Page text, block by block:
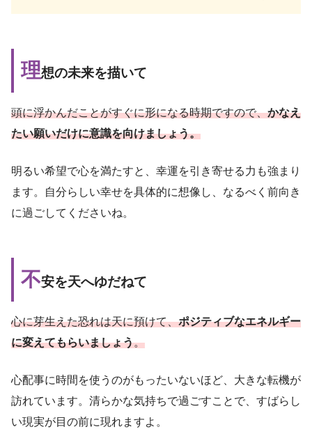
理想の未来を描いて
頭に浮かんだことがすぐに形になる時期ですので、かなえ
たい願いだけに意識を向けましょう。
明るい希望で心を満たすと、幸運を引き寄せる力も強まり
ます。自分らしい幸せを具体的に想像し、なるべく前向き
に過ごしてくださいね。
不安を天へゆだねて
心に芽生えた恐れは天に預けて、ポジティブなエネルギー
に変えてもらいましょう。
心配事に時間を使うのがもったいないほど、大きな転機が
訪れています。清らかな気持ちで過ごすことで、すばらし
い現実が目の前に現れますよ。